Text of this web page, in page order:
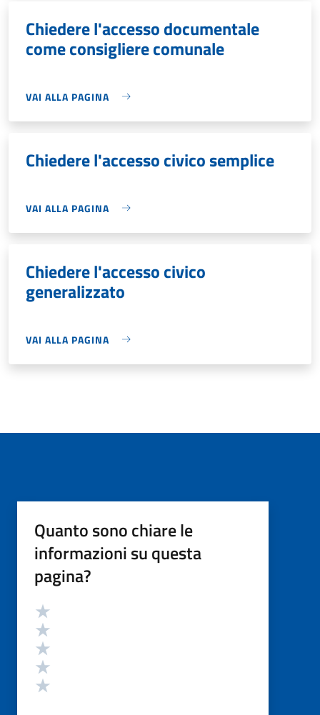
Chiedere l'accesso documentale
come consigliere comunale
VAI ALLA PAGINA
Chiedere l'accesso civico semplice
VAI ALLA PAGINA
Chiedere l'accesso civico
generalizzato
VAI ALLA PAGINA
Quanto sono chiare le
informazioni su questa
pagina?
Valutazione